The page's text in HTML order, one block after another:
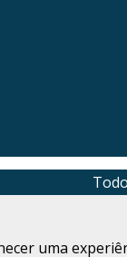
uma